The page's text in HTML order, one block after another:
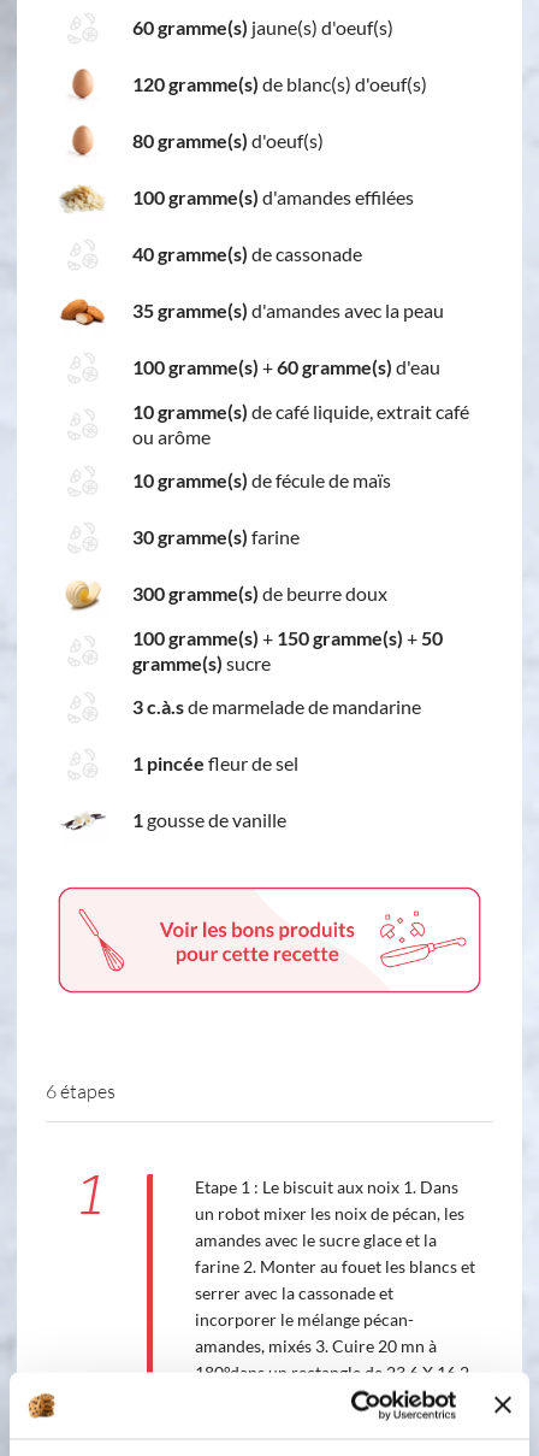
60 gramme(s) jaune(s) d'oeuf(s)
120 gramme(s) de blanc(s) d'oeuf(s)
80 gramme(s) d'oeuf(s)
100 gramme(s) d'amandes effilées
40 gramme(s) de cassonade
35 gramme(s) d'amandes avec la peau
100 gramme(s) +60 gramme(s) d'eau
10 gramme(s) de café liquide, extrait café
ou arôme
10 gramme(s) de fécule de maïs
30 gramme(s) farine
300 gramme(s) de beurre doux
100 gramme(s) + 150 gramme(s) +50
gramme(s) sucre
3 c.à.sde marmelade de mandarine
1 pincée fleur de sel
1gousse de vanille
6 étapes
1
Etape 1 : Le biscuit aux noix 1. Dans
un robot mixer les noix de pécan, les
amandes avec le sucre glace et la
farine 2. Monter au fouet les blancs et
serrer avec la cassonade et
incorporer le mélange pécan-
amandes, mixés 3. Cuire 20 mn à
180°dans un rectangle de 23,6 X 16,2